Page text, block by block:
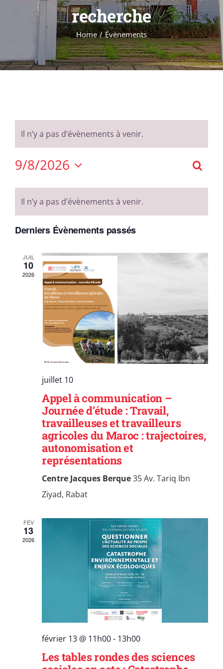
Évènements
Appels
Agenda
recherche
Home Évènements
Il n’y a pas d’évènements à venir.
et
de
9/8/2026
une
date.
Calendrier
de
Évènements
Il n’y a pas d’évènements à venir.
Derniers Évènements passés
JUIL
10
2026
juillet 10
Appel à communication –
Journée d’étude : Travail,
travailleuses et travailleurs
agricoles du Maroc : trajectoires,
autonomisation et
représentations
Centre Jacques Berque35 Av. Tariq Ibn
Ziyad, Rabat
FÉV
13
2026
février 13 @ 11h00- 13h00
Les tables rondes des sciences